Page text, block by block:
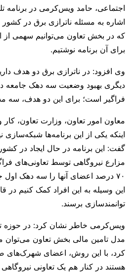
اجتماعی، حامد ویس‌کرمی در برنامه
اشاره به مسئله ناترازی برق در کشور
که در بخش تعاون می‌توانیم سهمی از
برای آن برنامه نوشتیم.
وی افزود: در ناترازی برق دو هدف
دیگری بهبود وضعیت سه دهک جامعه
فراگیر است؛ برای این دو هدف، سه
معاون امور تعاون، وزارت تعاون، کار
اینکه یکی از این برنامه‌ها
گفت: این برنامه در حال ایجاد در
مزارع نیروگاهی توسط تعاونی‌های
۷۰ درصد اعضای آنها را سه دهک اول
این وسیله به این افراد کمک ‌کنیم در
توانمندسازی برسند.
ویس‌کرمی خاطر نشان کرد: در حوزه
مدل تامین مالی بخش تعاون می‌توان
کرد، با این روش، اعضای شهرک‌های
هستند در کنار هم یک تعاونی